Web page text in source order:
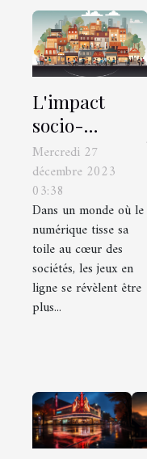
L'impact
socio-
économique
des jeux en
ligne sur les
petites
communautés
Mercredi 27
décembre 2023
03:38
Dans un monde où le
numérique tisse sa
toile au cœur des
sociétés, les jeux en
ligne se révèlent être
plus...